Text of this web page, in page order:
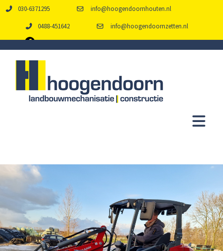
030-6371295 info@hoogendoornhouten.nl
0488-451642 info@hoogendoornzetten.nl